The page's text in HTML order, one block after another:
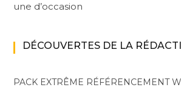
une d’occasion
DÉCOUVERTES DE LA
PACK EXTRÊME RÉFÉRENCEMENT